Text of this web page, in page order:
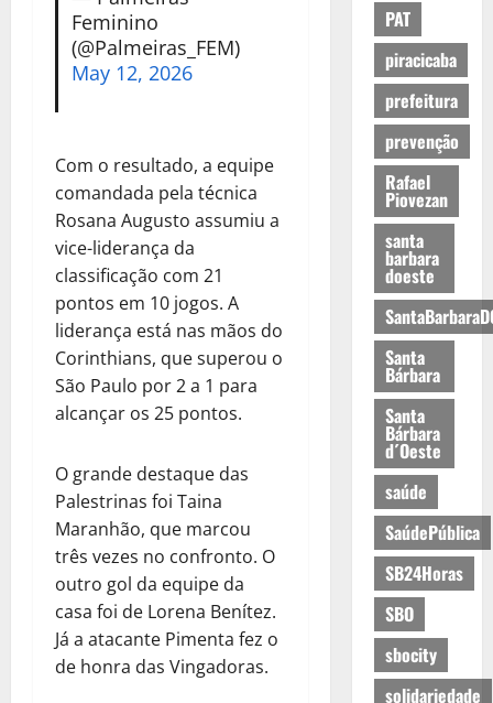
Feminino
(@Palmeiras_FEM)
May 12, 2026
Com o resultado, a equipe
comandada pela técnica
Rosana Augusto assumiu a
vice-liderança da
classificação com 21
pontos em 10 jogos. A
liderança está nas mãos do
Corinthians, que superou o
São Paulo por 2 a 1 para
alcançar os 25 pontos.
O grande destaque das
Palestrinas foi Taina
Maranhão, que marcou
três vezes no confronto. O
outro gol da equipe da
casa foi de Lorena Benítez.
Já a atacante Pimenta fez o
de honra das Vingadoras.
PAT
piracicaba
prefeitura
prevenção
Rafael
Piovezan
santa
barbara
doeste
Santa
Bárbara
Santa
Bárbara
d´Oeste
saúde
SaúdePública
SB24Horas
SBO
sbocity
solidariedade